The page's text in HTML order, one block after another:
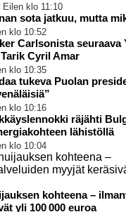
Eilen klo 11:10
sota jatkuu, mutta
klo 10:52
Carlsonista seuraava
Cyril Amar
klo 10:35
tukeva Puolan
klo 10:16
räjähti
lähistöllä
klo 10:04
kohteena –
yli 100 000 euroa